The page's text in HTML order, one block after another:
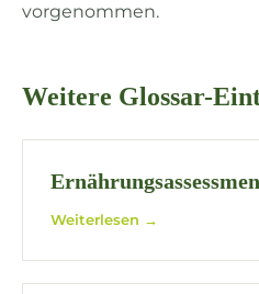
vorgenommen.
Weitere Glossar-
Weiterlesen →